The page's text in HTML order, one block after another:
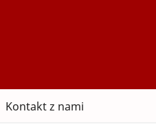
Kontakt z nami